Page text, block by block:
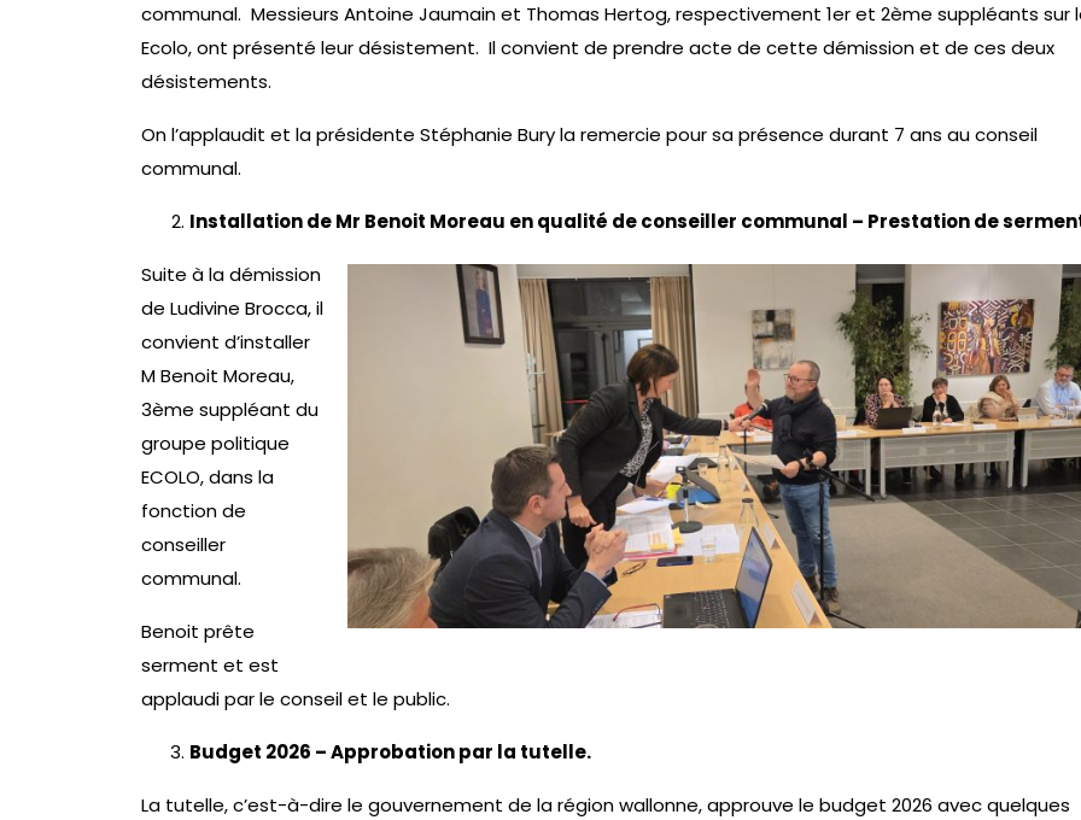
communal. Messieurs Antoine Jaumain et Thomas Hertog, respectivement 1er et 2ème suppléants sur
Ecolo, ont présenté leur désistement. Il convient de prendre acte de cette démission et de ces deux
désistements.
On l’applaudit et la présidente Stéphanie Bury la remercie pour sa présence durant 7 ans au conseil
communal.
Installation de Mr Benoit Moreau en qualité de conseiller communal – Prestation de
Suite à la démission
de Ludivine Brocca, il
convient d’installer
M Benoit Moreau,
3ème suppléant du
groupe politique
ECOLO, dans la
fonction de
conseiller
communal.
Benoit prête
serment et est
applaudi par le conseil et le public.
Budget 2026 – Approbation par la tutelle.
La tutelle, c’est-à-dire le gouvernement de la région wallonne, approuve le budget 2026 avec quelques